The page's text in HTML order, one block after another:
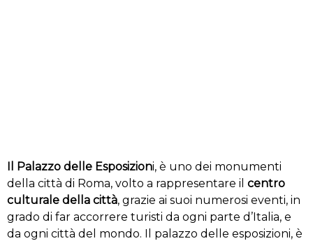
Il Palazzo delle Esposizioni, è uno dei monumenti
della città di Roma, volto a rappresentare il centro
culturale della città, grazie ai suoi numerosi eventi, in
grado di far accorrere turisti da ogni parte d’Italia, e
da ogni città del mondo. Il palazzo delle esposizioni, è